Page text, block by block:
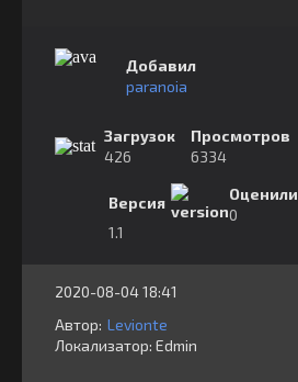
Добавил
paranoia
Загрузок
426
Просмотров
6334
Версия
1.1
Оценили
0
2020-08-04 18:41
Автор: Levionte
Локализатор: ⁣⁣⁣Edmin